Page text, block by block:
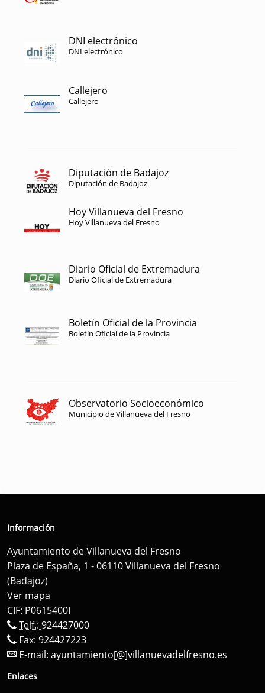
DNI electrónico
DNI electrónico
Callejero
Callejero
Diputación de Badajoz
Diputación de Badajoz
Hoy Villanueva del Fresno
Hoy Villanueva del Fresno
Diario Oficial de Extremadura
Diario Oficial de Extremadura
Boletín Oficial de la Provincia
Boletín Oficial de la Provincia
Observatorio Socioeconómico
Municipio de Villanueva del Fresno
Información
Ayuntamiento de Villanueva del Fresno
Plaza de España, 1 - 06110 Villanueva del Fresno
(Badajoz)
Ver mapa
CIF: P0615400I
Telf.: 924427000
Fax: 924427223
E-mail: ayuntamiento[@]villanuevadelfresno.es
Enlaces